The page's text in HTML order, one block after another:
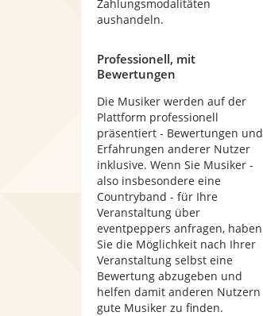
Zahlungsmodalitäten
aushandeln.
Professionell, mit
Bewertungen
Die Musiker werden auf der
Plattform professionell
präsentiert - Bewertungen und
Erfahrungen anderer Nutzer
inklusive. Wenn Sie Musiker -
also insbesondere eine
Countryband - für Ihre
Veranstaltung über
eventpeppers anfragen, haben
Sie die Möglichkeit nach Ihrer
Veranstaltung selbst eine
Bewertung abzugeben und
helfen damit anderen Nutzern
gute Musiker zu finden.